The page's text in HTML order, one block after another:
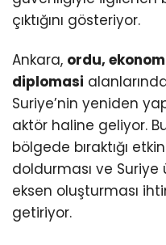
çıktığını gösteriyor.
Ankara, ordu,
diplomasi
Suriye’nin yeniden
aktör haline geliyor.
bölgede bıraktığı
doldurması ve
eksen oluşturması
getiriyor.